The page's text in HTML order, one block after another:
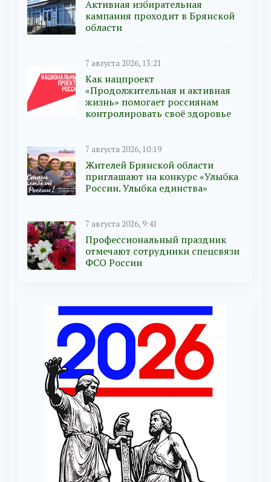
Активная избирательная
кампания проходит в Брянской
области
7 августа 2026, 13:21
Как нацпроект
«Продолжительная и активная
жизнь» помогает россиянам
контролировать своё здоровье
7 августа 2026, 10:19
Жителей Брянской области
приглашают на конкурс «Улыбка
России. Улыбка единства»
7 августа 2026, 9:41
Профессиональный праздник
отмечают сотрудники спецсвязи
ФСО России